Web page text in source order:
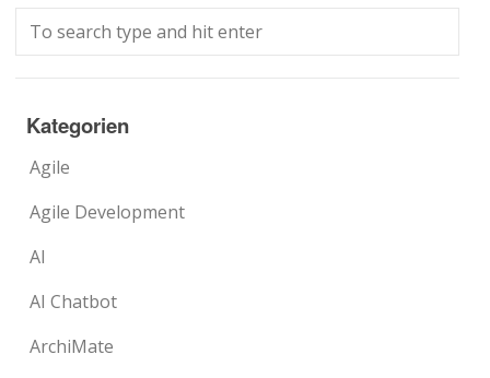
Kategorien
Agile
Agile Development
AI
AI Chatbot
ArchiMate